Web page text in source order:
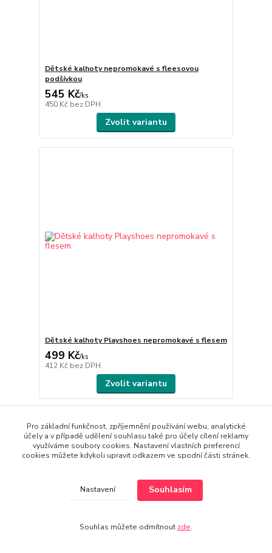
Dětské kalhoty nepromokavé s fleesovou
podšívkou
545 Kč/ks
450 Kč bez DPH
Zvolit variantu
Dětské kalhoty Playshoes nepromokavé s flesem
499 Kč/ks
412 Kč bez DPH
Zvolit variantu
Pro základní funkčnost, zpříjemnění používání webu, analytické
účely a v případě udělení souhlasu také pro účely cílení reklamy
využíváme soubory cookies. Nastavení vlastních preferencí
cookies můžete kdykoli upravit odkazem ve spodní části stránek.
Nastavení Souhlasím
Souhlas můžete odmítnout zde.